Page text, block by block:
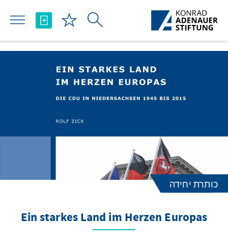
Skip to Main Content
כותרת יחידה
Ein starkes Land im Herzen Europas